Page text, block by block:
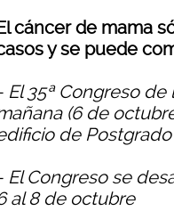
cáncer de mama
y se puede
El 35ª Congreso
(6 de
de
El Congreso se
al 8 de octubre